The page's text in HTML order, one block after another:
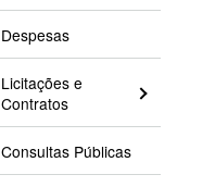
Despesas
Licitações e
Contratos
Consultas Públicas